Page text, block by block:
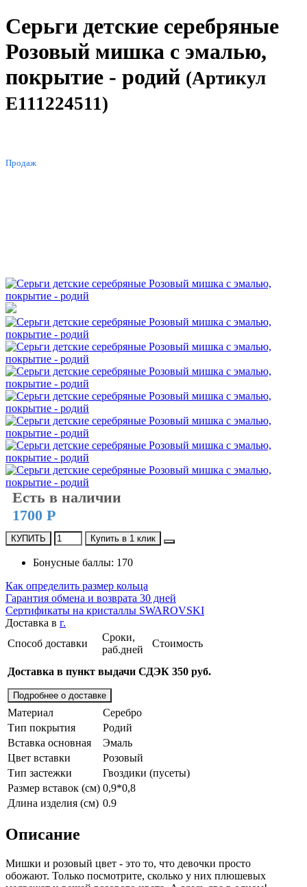
Серьги детские серебряные
Розовый мишка с эмалью,
покрытие - родий (Артикул
E111224511)
Продаж
Есть в наличии
1700 Р
КУПИТЬ Купить в 1 клик
Бонусные баллы: 170
Как определить размер кольца
Гарантия обмена и возврата 30 дней
Сертификаты на кристаллы SWAROVSKI
Доставка в г.
Способ доставки
Сроки,
раб.дней
Стоимость
Доставка в пункт выдачи СДЭК 350 руб.
Подробнее о доставке
Материал
Серебро
Тип покрытия
Родий
Вставка основная
Эмаль
Цвет вставки
Розовый
Тип застежки
Гвоздики (пусеты)
Размер вставок (см) 0,9*0,8
Длина изделия (см) 0.9
Описание
Мишки и розовый цвет - это то, что девочки просто
обожают. Только посмотрите, сколько у них плюшевых